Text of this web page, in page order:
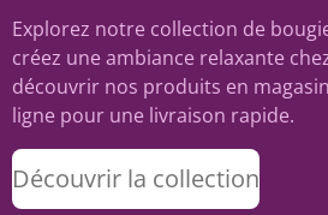
Explorez notre collection de
créez une ambiance relaxante
découvrir nos produits en
ligne pour une livraison rapide.
Découvrir la collection